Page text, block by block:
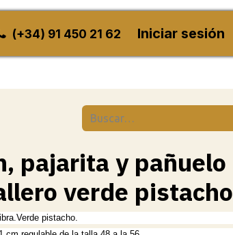
(+34) 91 450 21 62 Iniciar sesión
pajarita y pañuelo
verde pistacho
pistacho.